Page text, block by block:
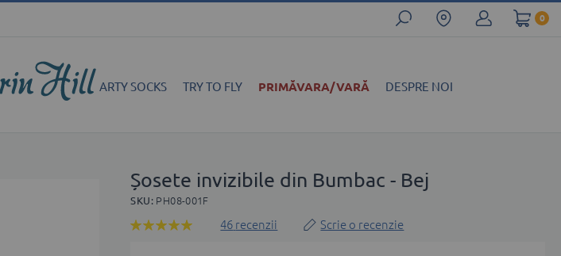
0
ARTY SOCKS TRY TO FLY PRIMĂVARA/VARĂ DESPRE NOI
Șosete invizibile din Bumbac - Bej
SKU PH08-001F
Rating:
46 recenzii Scrie o recenzie